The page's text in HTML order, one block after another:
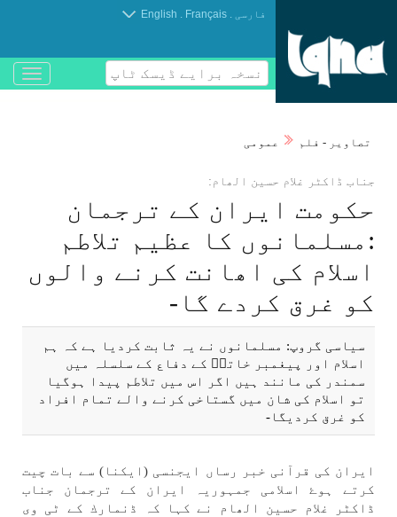
فارسی .
Français
.
English
نسخہ برایے ڈیسک ٹاپ
باز
و
تصاوير - فلم عمومی
جناب ڈاكٹر غلام حسين الھام:
حكومت ايران كے ترجمان
:مسلمانوں كا عظيم تلاطم
اسلام كی اھانت كرنے والوں
كو غرق كردے گا-
سياسی گروپ: مسلمانوں نے یہ ثابت كرديا ہے كہ ہم
اسلام اور پيغمبر خاتمۖ كے دفاع كے سلسلہ میں
سمندر كی مانند ہیں اگر اس میں تلاطم پيدا ہوگيا
تو اسلام كی شان میں گستاخی كرنے والے تمام افراد
كو غرق كرديگا-
ايران كی قرآنی خبر رساں ايجنسی (ايكنا) سے بات چيت
كرتے ہوۓ اسلامی جمہوریہ ايران كے ترجمان جناب
ڈاكٹر غلام حسين الھام نے كہا كہ ڈنمارك كے ٹی وی